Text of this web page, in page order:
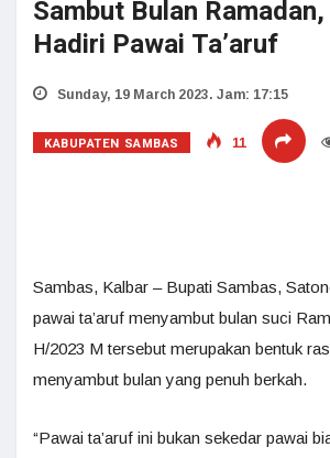
Sambut Bulan
Hadiri Pawai Ta’aruf
Sunday, 19 March 2023. Jam: 17:15
KABUPATEN SAMBAS 11
Sambas, Kalbar – Bupati Sambas,
pawai ta’aruf menyambut bulan suci
H/2023 M tersebut merupakan bentuk
menyambut bulan yang penuh berkah.
“Pawai ta’aruf ini bukan sekedar pawai